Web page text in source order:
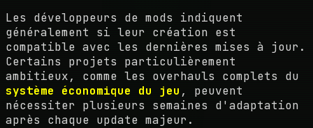
Les développeurs de mods indiquent
généralement si leur création est
compatible avec les dernières mises à jour.
Certains projets particulièrement
ambitieux, comme les overhauls complets du
système économique du jeu , peuvent
nécessiter plusieurs semaines d'adaptation
après chaque update majeur.